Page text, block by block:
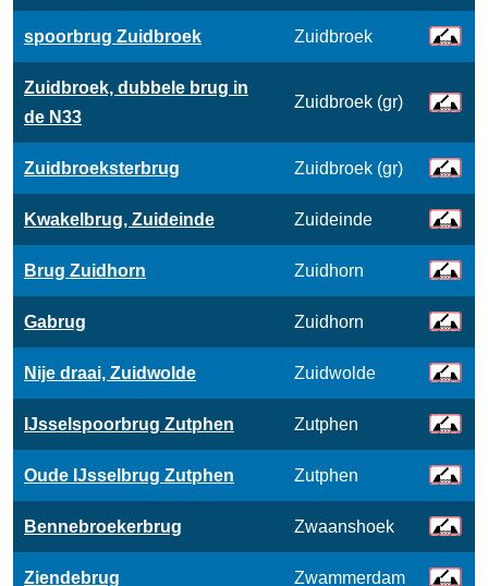
spoorbrug Zuidbroek Zuidbroek
Zuidbroek, dubbele brug in
de N33
Zuidbroek (gr)
Zuidbroeksterbrug Zuidbroek (gr)
Kwakelbrug, Zuideinde Zuideinde
Brug Zuidhorn Zuidhorn
Gabrug Zuidhorn
Nije draai, Zuidwolde Zuidwolde
IJsselspoorbrug Zutphen Zutphen
Oude IJsselbrug Zutphen Zutphen
Bennebroekerbrug Zwaanshoek
Ziendebrug Zwammerdam